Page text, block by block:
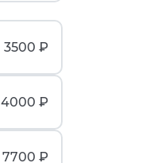
3500 ₽
4000 ₽
7700 ₽